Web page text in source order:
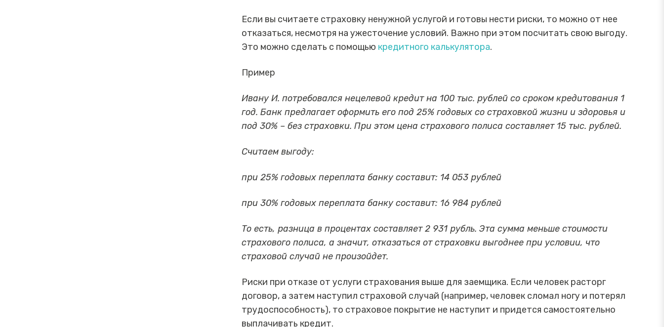
Если вы считаете страховку ненужной услугой и готовы нести риски, то можно от нее
отказаться, несмотря на ужесточение условий. Важно при этом посчитать свою выгоду.
Это можно сделать с помощью кредитного калькулятора.
Пример
Ивану И. потребовался нецелевой кредит на 100 тыс. рублей со сроком кредитования 1
год. Банк предлагает оформить его под 25% годовых со страховкой жизни и здоровья и
под 30% – без страховки. При этом цена страхового полиса составляет 15 тыс. рублей.
Считаем выгоду:
при 25% годовых переплата банку составит: 14 053 рублей
при 30% годовых переплата банку составит: 16 984 рублей
То есть, разница в процентах составляет 2 931 рубль. Эта сумма меньше стоимости
страхового полиса, а значит, отказаться от страховки выгоднее при условии, что
страховой случай не произойдет.
Риски при отказе от услуги страхования выше для заемщика. Если человек расторг
договор, а затем наступил страховой случай (например, человек сломал ногу и потерял
трудоспособность), то страховое покрытие не наступит и придется самостоятельно
выплачивать кредит.